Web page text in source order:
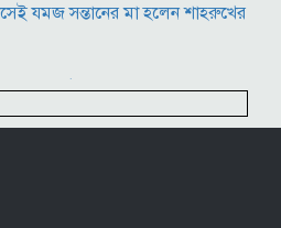
যমজ সন্তানের মা হলেন শাহরুখের
বেন স্টোকস
৫ ভুল করবেন না! শরীর বিগড়ে যাবে